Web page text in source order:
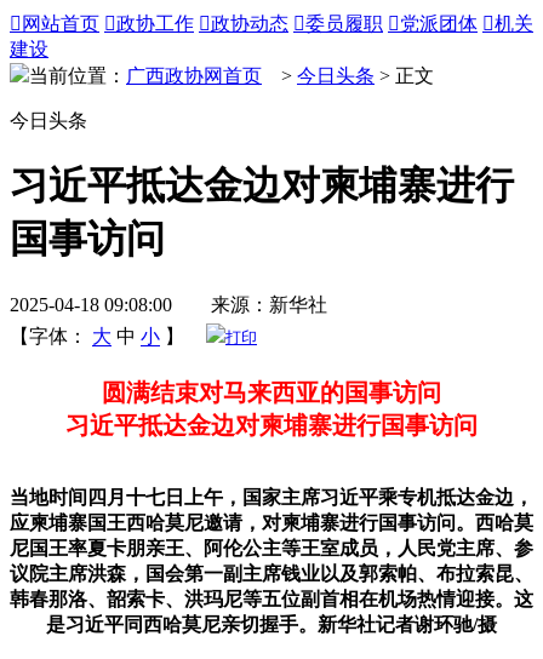
 网站首页 政协工作 政协动态 委员履职 党派团体 机关
建设
当前位置： 广西政协网首页 > 今日头条 > 正文
今日头条
习近平抵达金边对柬埔寨进行
国事访问
2025-04-18 09:08:00 来源：新华社
【字体：
大 中 小 】 打印
圆满结束对马来西亚的国事访问
习近平抵达金边对柬埔寨进行国事访问
当地时间四月十七日上午，国家主席习近平乘专机抵达金边，
应柬埔寨国王西哈莫尼邀请，对柬埔寨进行国事访问。西哈莫
尼国王率夏卡朋亲王、阿伦公主等王室成员，人民党主席、参
议院主席洪森，国会第一副主席钱业以及郭索帕、布拉索昆、
韩春那洛、韶索卡、洪玛尼等五位副首相在机场热情迎接。这
是习近平同西哈莫尼亲切握手。新华社记者谢环驰/摄